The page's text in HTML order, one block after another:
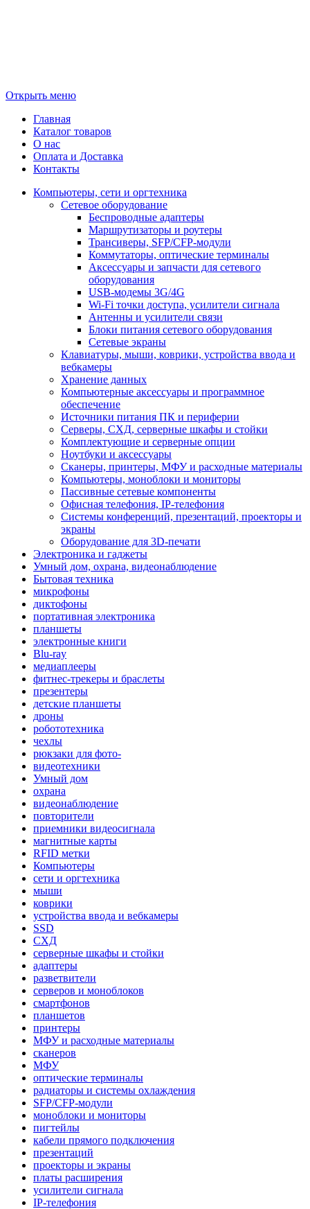
Открыть меню
Главная
Каталог товаров
О нас
Оплата и Доставка
Контакты
Компьютеры, сети и оргтехника
Сетевое оборудование
Беспроводные адаптеры
Маршрутизаторы и роутеры
Трансиверы, SFP/CFP-модули
Коммутаторы, оптические терминалы
Аксессуары и запчасти для сетевого
оборудования
USB-модемы 3G/4G
Wi-Fi точки доступа, усилители сигнала
Антенны и усилители связи
Блоки питания сетевого оборудования
Сетевые экраны
Клавиатуры, мыши, коврики, устройства ввода и
вебкамеры
Хранение данных
Компьютерные аксессуары и программное
обеспечение
Источники питания ПК и периферии
Серверы, СХД, серверные шкафы и стойки
Комплектующие и серверные опции
Ноутбуки и аксессуары
Сканеры, принтеры, МФУ и расходные материалы
Компьютеры, моноблоки и мониторы
Пассивные сетевые компоненты
Офисная телефония, IP-телефония
Системы конференций, презентаций, проекторы и
экраны
Оборудование для 3D-печати
Электроника и гаджеты
Умный дом, охрана, видеонаблюдение
Бытовая техника
микрофоны
диктофоны
портативная электроника
планшеты
электронные книги
Blu-ray
медиаплееры
фитнес-трекеры и браслеты
презентеры
детские планшеты
дроны
робототехника
чехлы
рюкзаки для фото-
видеотехники
Умный дом
охрана
видеонаблюдение
повторители
приемники видеосигнала
магнитные карты
RFID метки
Компьютеры
сети и оргтехника
мыши
коврики
устройства ввода и вебкамеры
SSD
СХД
серверные шкафы и стойки
адаптеры
разветвители
серверов и моноблоков
смартфонов
планшетов
принтеры
МФУ и расходные материалы
сканеров
МФУ
оптические терминалы
радиаторы и системы охлаждения
SFP/CFP-модули
моноблоки и мониторы
пигтейлы
кабели прямого подключения
презентаций
проекторы и экраны
платы расширения
усилители сигнала
IP-телефония